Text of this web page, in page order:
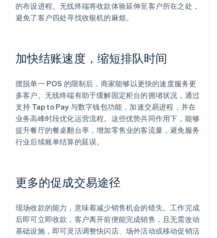
的布设进程。无线终端将收款体验延伸至客户所在之处，
避免了客户四处寻找收银机的麻烦。
加快结账速度，缩短排队时间
摆脱单一 POS 的限制后，商家能够以更快的速度服务更
多客户。无线终端有助于缓解固定柜台的拥堵状况，通过
支持 Tap to Pay 与数字钱包功能，加速交易进程，并在
业务高峰时段优化运营流程。这些优势共同作用下，能够
提升餐厅的餐桌翻台率，增加零售业的客流量，避免服务
行业后续账单结算的延误。
更多的促成交易途径
现场收款的能力，意味着减少销售机会的错失。工作完成
后即可立即收款，客户离开前便能完成销售，且无需改动
基础设施，即可灵活调整快闪店、场外活动或移动促销活